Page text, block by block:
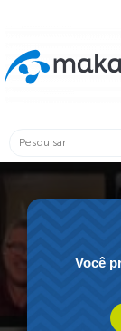
conteúdo
Pesquisar
...
Você